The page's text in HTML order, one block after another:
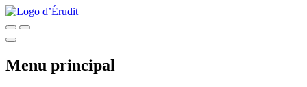
Menu principal